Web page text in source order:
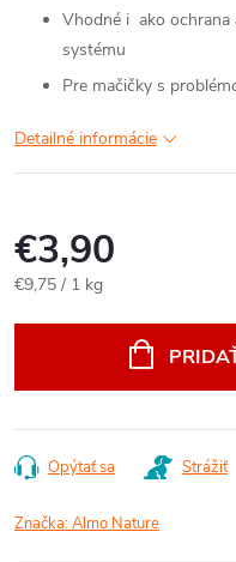
Vhodné i ako ochrana
systému
Pre mačičky s
Detailné informácie
€3,90
Jednotková
€9,75 / 1 kg
Opýtať sa Strážiť
Značka:Almo Nature